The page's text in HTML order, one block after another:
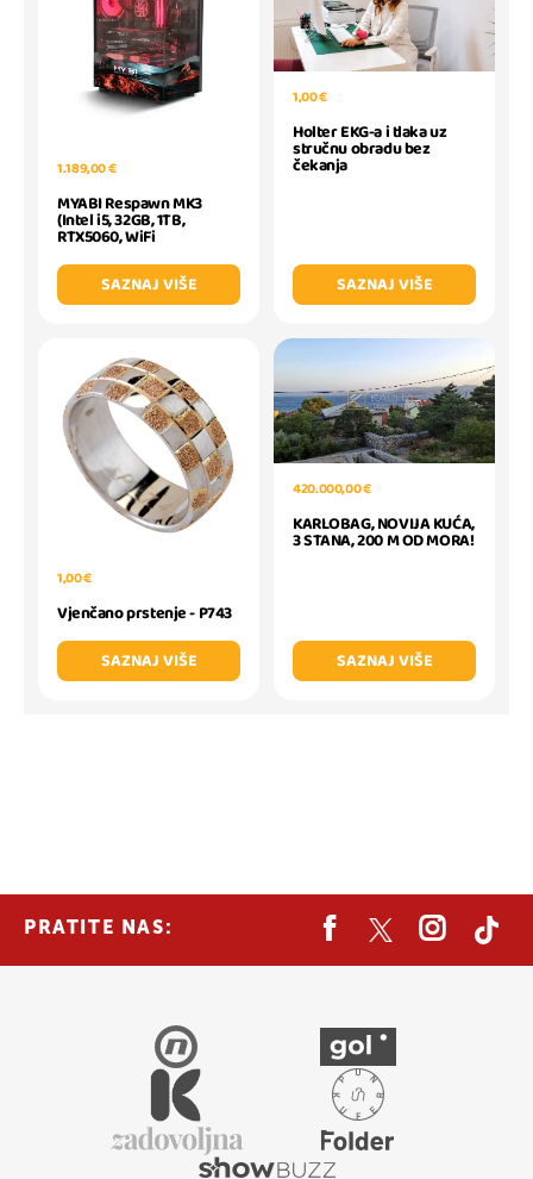
1.189,00 €
MYABI Respawn MK3
(Intel i5, 32GB, 1TB,
RTX5060, WiFi
SAZNAJ VIŠE
1,00 €
Holter EKG-a i tlaka uz
stručnu obradu bez
čekanja
SAZNAJ VIŠE
1,00 €
Vjenčano prstenje - P743
SAZNAJ VIŠE
420.000,00 €
KARLOBAG, NOVIJA KUĆA,
3 STANA, 200 M OD MORA!
SAZNAJ VIŠE
PRATITE NAS: